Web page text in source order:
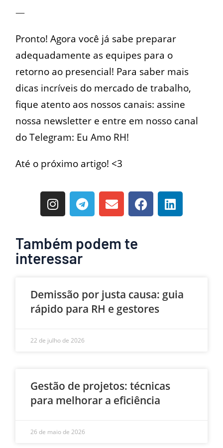
—
Pronto! Agora você já sabe preparar
adequadamente as equipes para o
retorno ao presencial! Para saber mais
dicas incríveis do mercado de trabalho,
fique atento aos nossos canais: assine
nossa newsletter e entre em nosso canal
do Telegram: Eu Amo RH!
Até o próximo artigo! <3
Também podem te
interessar
Demissão por justa causa: guia
rápido para RH e gestores
22 de julho de 2026
Gestão de projetos: técnicas
para melhorar a eficiência
26 de maio de 2026